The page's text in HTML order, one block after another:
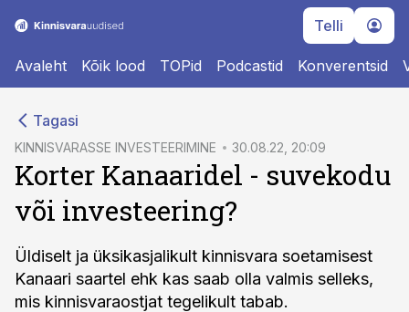
Telli
Avaleht Kõik lood TOPid Podcastid Konverentsid
Tagasi
KINNISVARASSE INVESTEERIMINE 30.08.22, 20:09
Korter Kanaaridel - suvekodu
või investeering?
Üldiselt ja üksikasjalikult kinnisvara soetamisest
Kanaari saartel ehk kas saab olla valmis selleks,
mis kinnisvaraostjat tegelikult tabab.